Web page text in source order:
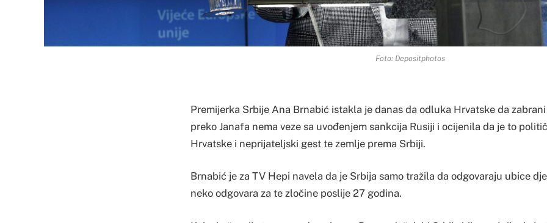
Foto: Depositphotos
Premijerka Srbije Ana Brnabić istakla je danas da odluka Hrvatske da
preko Janafa nema veze sa uvođenjem sankcija Rusiji i ocijenila da je to
Hrvatske i neprijateljski gest te zemlje prema Srbiji.
Brnabić je za TV Hepi navela da je Srbija samo tražila da odgovaraju ubice
neko odgovara za te zločine poslije 27 godina.